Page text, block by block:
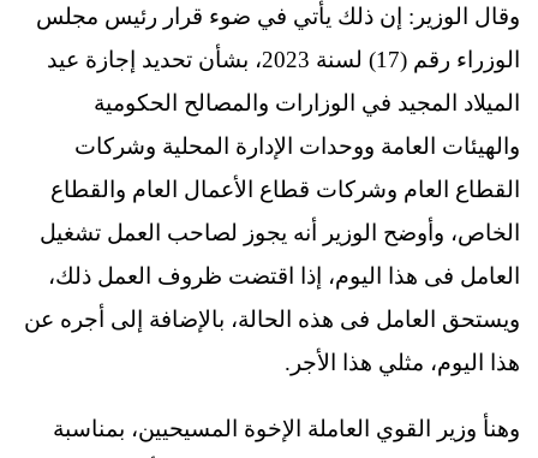
وقال الوزير: إن ذلك يأتي في ضوء قرار رئيس مجلس
الوزراء رقم (17) لسنة 2023، بشأن تحديد إجازة عيد
الميلاد المجيد في الوزارات والمصالح الحكومية
والهيئات العامة ووحدات الإدارة المحلية وشركات
القطاع العام وشركات قطاع الأعمال العام والقطاع
الخاص، وأوضح الوزير أنه يجوز لصاحب العمل تشغيل
العامل فى هذا اليوم، إذا اقتضت ظروف العمل ذلك،
ويستحق العامل فى هذه الحالة، بالإضافة إلى أجره عن
هذا اليوم، مثلي هذا الأجر.
وهنأ وزير القوي العاملة الإخوة المسيحيين، بمناسبة